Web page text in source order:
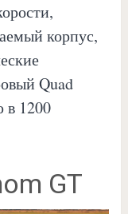
корпус,
Quad
в 1200
GT